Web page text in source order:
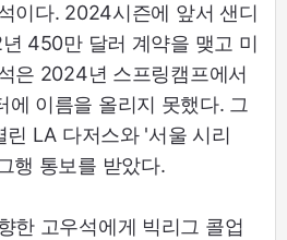
이다. 2024시즌에 앞서 샌디
450만 달러 계약을 맺고 미
은 2024년 스프링캠프에서
에 이름을 올리지 못했다. 그
LA 다저스와 '서울 시리
행 통보를 받았다.
한 고우석에게 빅리그 콜업